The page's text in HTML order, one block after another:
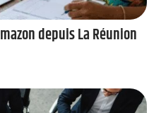
depuis La Réunion